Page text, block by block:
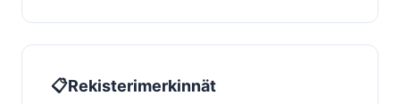
📋Rekisterimerkinnät